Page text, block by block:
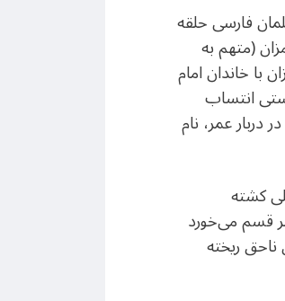
فارسی حلقه
(متهم به
خاندان امام
انتساب
عمر، نام
کشته
قسم می‌خورد
ناحق ریخته